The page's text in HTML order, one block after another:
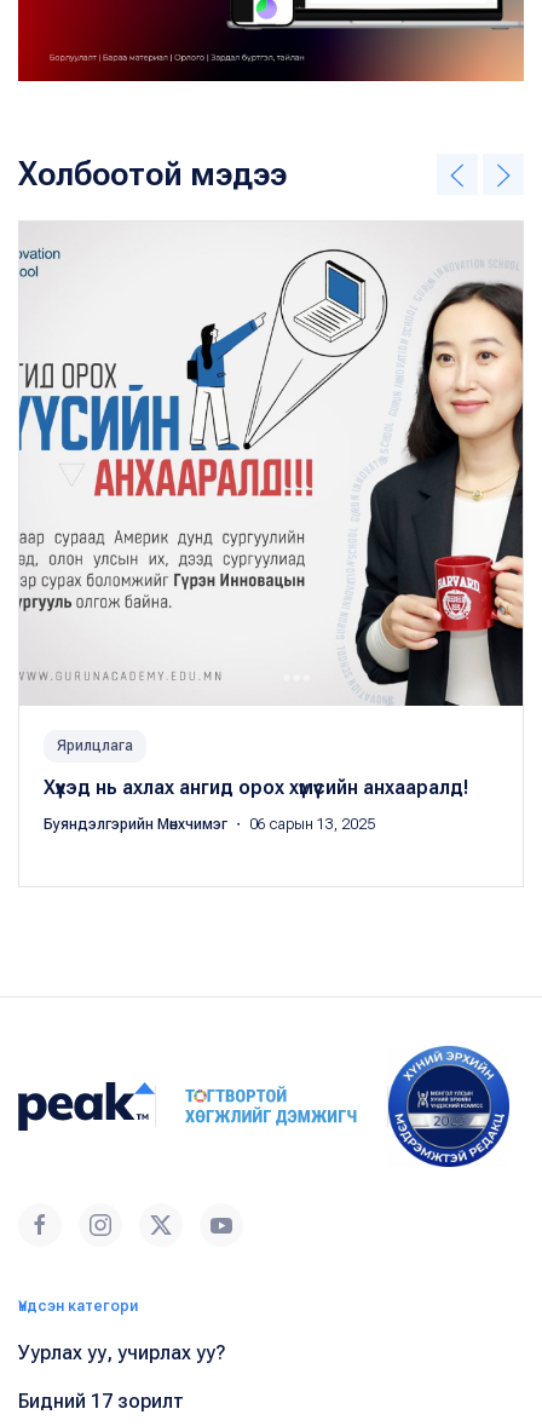
Холбоотой мэдээ
Ярилцлага
Хүүхэд нь ахлах ангид орох хүмүүсийн анхааралд!
Буяндэлгэрийн Мөнхчимэг ・ 06 сарын 13, 2025
Үндсэн категори
Уурлах уу, учирлах уу?
Бидний 17 зорилт